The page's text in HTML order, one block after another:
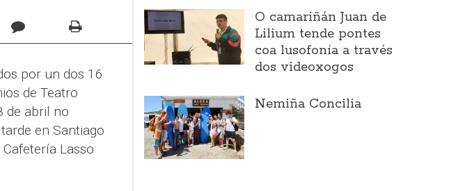
por un dos 16
de Teatro
de abril no
en Santiago
Lasso
O camariñán Juan de
Lilium tende pontes
coa lusofonía a través
dos videoxogos
Nemiña Concilia